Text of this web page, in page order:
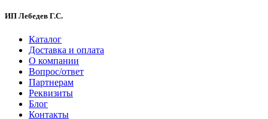
ИП Лебедев Г.С.
Каталог
Доставка и оплата
О компании
Вопрос/ответ
Партнерам
Реквизиты
Блог
Контакты